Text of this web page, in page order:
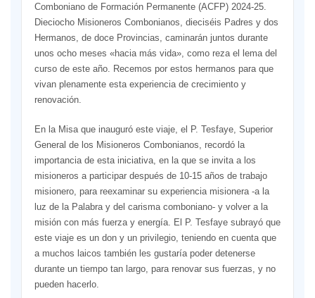
Comboniano de Formación Permanente (ACFP) 2024-25.
Dieciocho Misioneros Combonianos, dieciséis Padres y dos
Hermanos, de doce Provincias, caminarán juntos durante
unos ocho meses «hacia más vida», como reza el lema del
curso de este año. Recemos por estos hermanos para que
vivan plenamente esta experiencia de crecimiento y
renovación.
En la Misa que inauguró este viaje, el P. Tesfaye, Superior
General de los Misioneros Combonianos, recordó la
importancia de esta iniciativa, en la que se invita a los
misioneros a participar después de 10-15 años de trabajo
misionero, para reexaminar su experiencia misionera -a la
luz de la Palabra y del carisma comboniano- y volver a la
misión con más fuerza y energía. El P. Tesfaye subrayó que
este viaje es un don y un privilegio, teniendo en cuenta que
a muchos laicos también les gustaría poder detenerse
durante un tiempo tan largo, para renovar sus fuerzas, y no
pueden hacerlo.